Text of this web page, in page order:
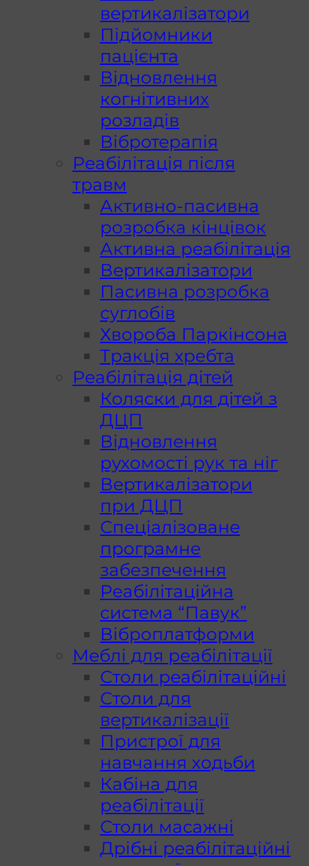
вертикалізатори
Підйомники
пацієнта
Відновлення
когнітивних
розладів
Вібротерапія
Реабілітація після
травм
Активно-пасивна
розробка кінцівок
Активна реабілітація
Вертикалізатори
Пасивна розробка
суглобів
Хвороба Паркінсона
Тракція хребта
Реабілітація дітей
Коляски для дітей з
ДЦП
Відновлення
рухомості рук та ніг
Вертикалізатори
при ДЦП
Спеціалізоване
програмне
забезпечення
Реабілітаційна
система “Павук”
Віброплатформи
Меблі для реабілітації
Столи реабілітаційні
Столи для
вертикалізації
Пристрої для
навчання ходьби
Кабіна для
реабілітації
Столи масажні
Дрібні реабілітаційні